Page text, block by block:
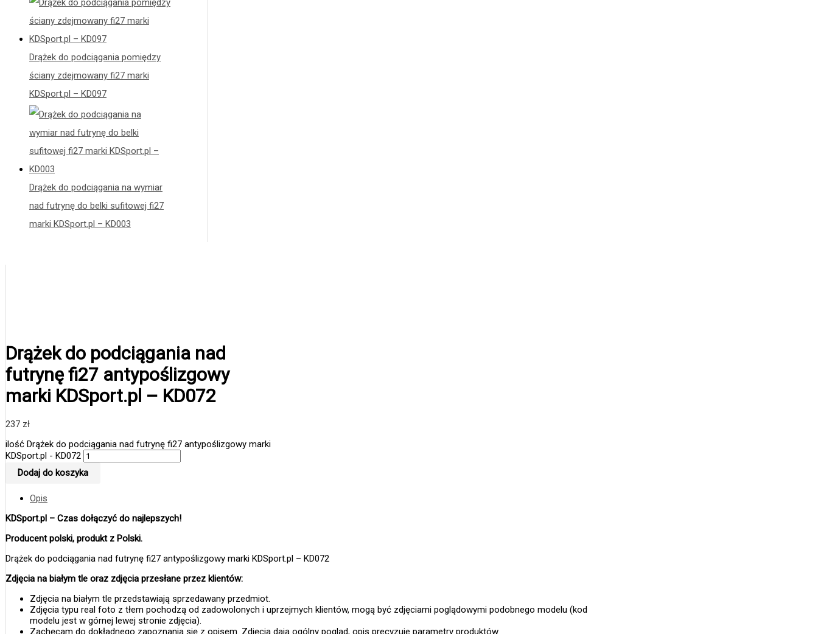
Drążek do podciągania pomiędzy
ściany zdejmowany fi27 marki
KDSport.pl – KD097
Drążek do podciągania na wymiar
nad futrynę do belki sufitowej fi27
marki KDSport.pl – KD003
Drążek do podciągania nad
futrynę fi27 antypoślizgowy
marki KDSport.pl – KD072
237 zł
ilość Drążek do podciągania nad futrynę fi27 antypoślizgowy marki
KDSport.pl - KD072
Dodaj do koszyka
Opis
KDSport.pl – Czas dołączyć do najlepszych!
Producent polski, produkt z Polski.
Drążek do podciągania nad futrynę fi27 antypoślizgowy marki KDSport.pl – KD072
Zdjęcia na białym tle oraz zdjęcia przesłane przez klientów:
Zdjęcia na białym tle przedstawiają sprzedawany przedmiot.
Zdjęcia typu real foto z tłem pochodzą od zadowolonych i uprzejmych klientów, mogą być zdjęciami poglądowymi podobnego modelu (kod
modelu jest w górnej lewej stronie zdjęcia).
Zachęcam do dokładnego zapoznania się z opisem. Zdjęcia dają ogólny pogląd, opis precyzuje parametry produktów.